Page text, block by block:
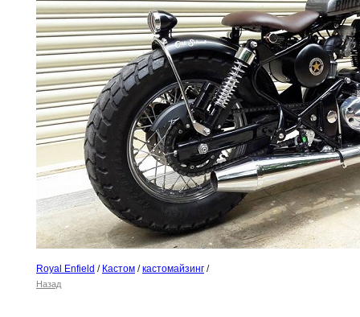
Royal Enfield / Кастом /кастомайзинг /
Назад